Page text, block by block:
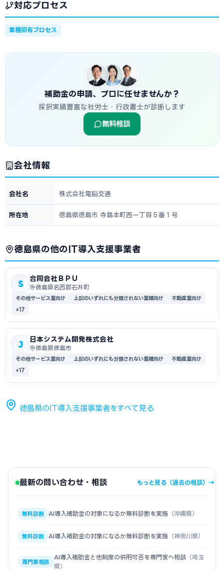
対応プロセス
業種固有プロセス
補助金の申請、プロに任せませんか？
採択実績豊富な社労士・行政書士が診断します
無料相談
会社情報
会社名 株式会社電脳交通
所在地 徳島県徳島市 寺島本町西一丁目５番１号
徳島県の他のIT導入支援事業者
S
合同会社ＢＰＵ
徳島県名西郡石井町
その他サービス業向け 上記のいずれにも分類されない業種向け
不動産業向け
+17
J
日本システム開発株式会社
徳島県徳島市
その他サービス業向け 上記のいずれにも分類されない業種向け
不動産業向け
+17
徳島県のIT導入支援事業者をすべて見る
最新の問い合わせ・相談 もっと見る（過去の相談）→
無料診断 AI導入補助金の対象になるか無料診断を実施 （沖縄県）
無料診断 AI導入補助金の対象になるか無料診断を実施 （神奈川県）
専門家相談
AI導入補助金と他制度の併用可否を専門家へ相談 （埼玉
県）